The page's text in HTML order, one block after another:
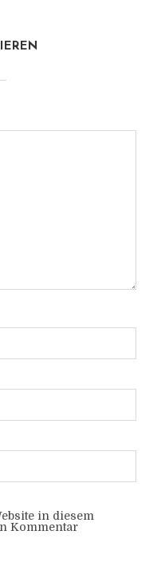
in diesem
Kommentar